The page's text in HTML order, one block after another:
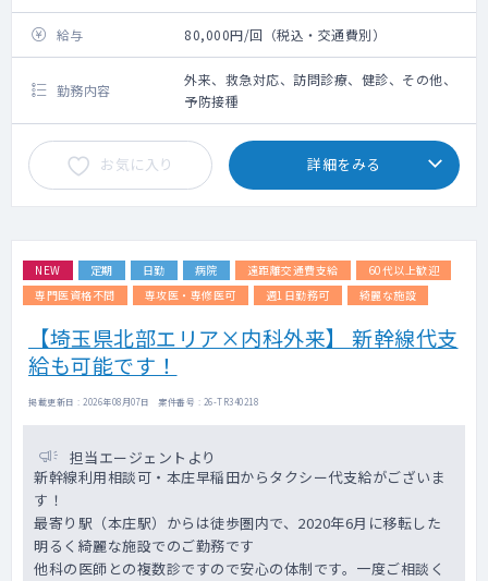
給与 80,000円/回（税込・交通費別）
勤務内容
外来、救急対応、訪問診療、健診、その他、
予防接種
お気に入り 詳細をみる
NEW 定期 日勤 病院 遠距離交通費支給
60代以上歓迎
専門医資格不問
専攻医・専修医可 週1日勤務可 綺麗な施設
【埼玉県北部エリア×内科外来】 新幹線代支
給も可能です！
掲載更新日 : 2026年08月07日 案件番号 : 26-TR340218
担当エージェントより
新幹線利用相談可・本庄早稲田からタクシー代支給がございま
す！
最寄り駅（本庄駅）からは徒歩圏内で、2020年6月に移転した
明るく綺麗な施設でのご勤務です
他科の医師との複数診ですので安心の体制です。一度ご相談く